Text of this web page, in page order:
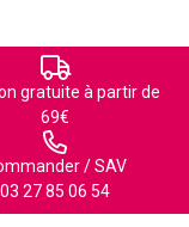
gratuite à partir de
69€
/ SAV
03 27 85 06 54